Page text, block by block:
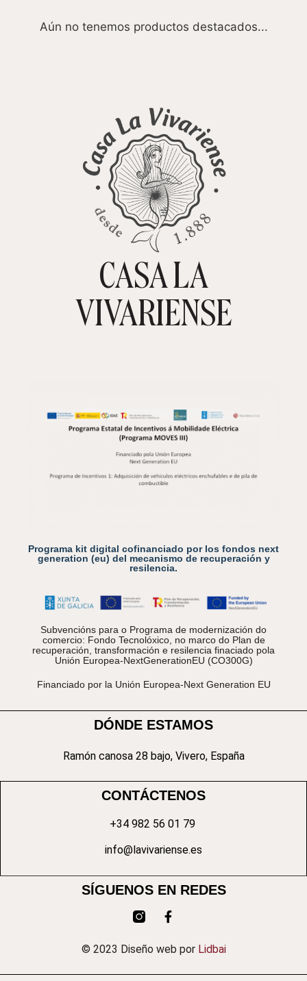
Aún no tenemos productos destacados...
TIENDA ONLINECASA LA
VIVARIENSE
Programa kit digital cofinanciado por los fondos next
generation (eu) del mecanismo de recuperación y
resilencia.
Subvencións para o Programa de modernización do
comercio: Fondo Tecnolóxico, no marco do Plan de
recuperación, transformación e resilencia finaciado pola
Unión Europea-NextGenerationEU (CO300G)
Financiado por la Unión Europea-Next Generation EU
DÓNDE ESTAMOS
Ramón canosa 28 bajo, Vivero, España
CONTÁCTENOS
+34 982 56 01 79
info@lavivariense.es
SÍGUENOS EN REDES
© 2023 Diseño web por Lidbai